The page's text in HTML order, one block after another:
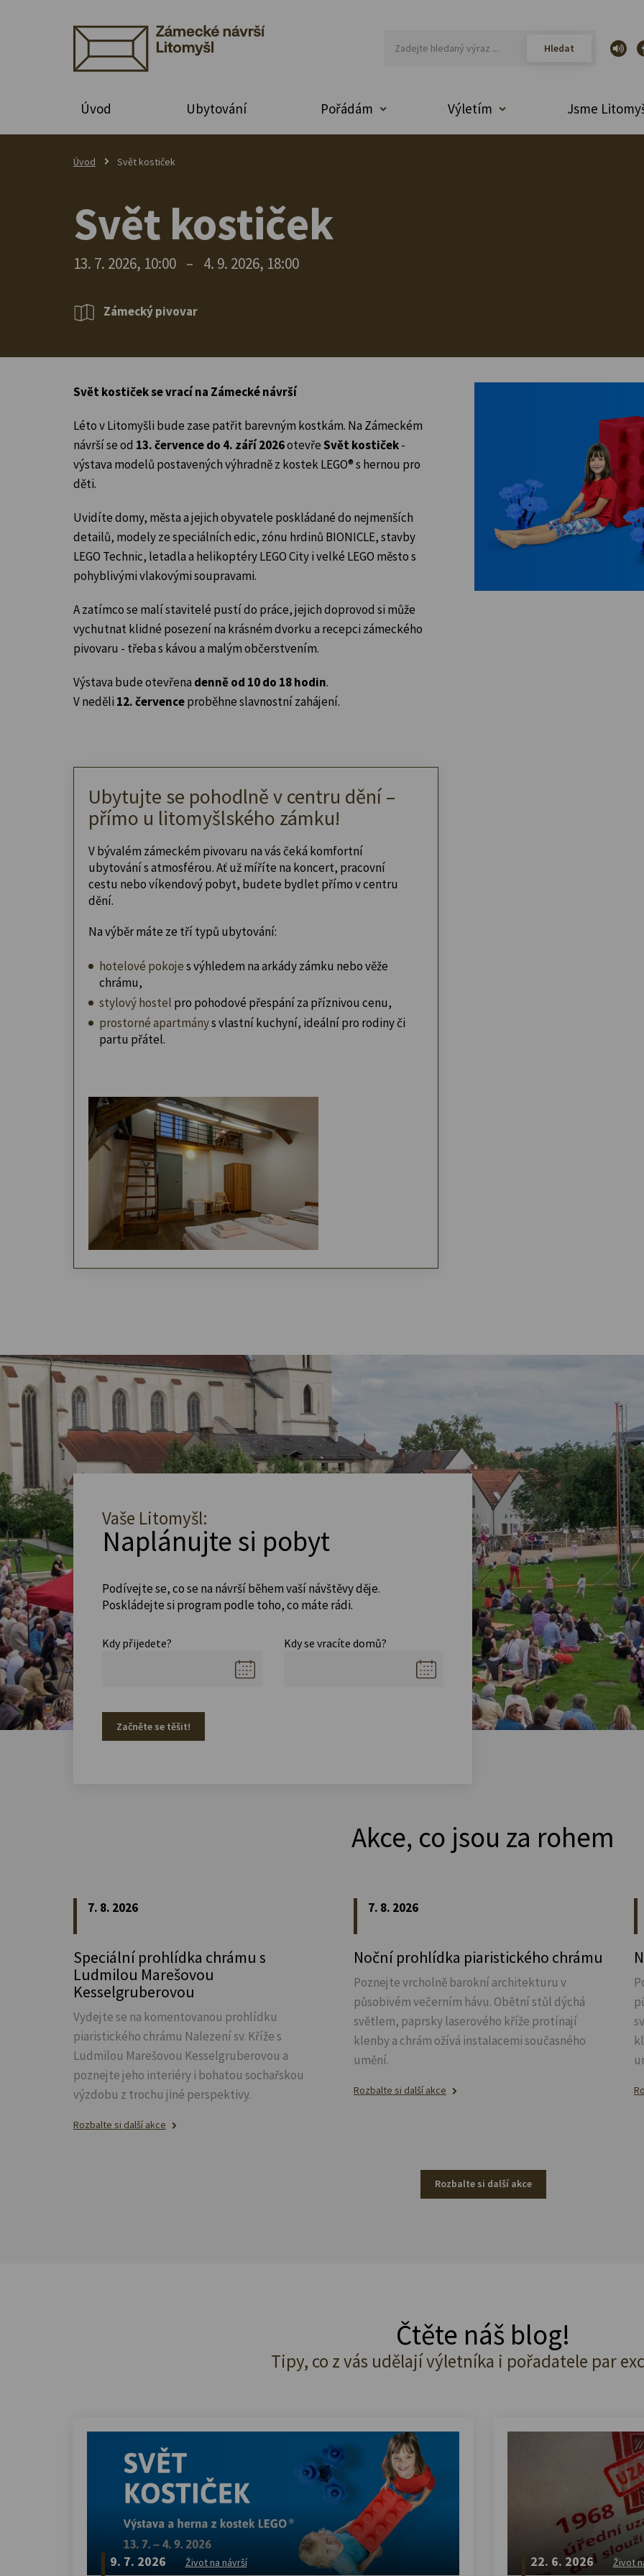
Úvod Ubytování Pořádám Výletím Jsme
Úvod Svět kostiček
Svět kostiček
13. 7. 2026, 10:00 – 4. 9. 2026, 18:00
Zámecký pivovar
Svět kostiček se vrací na Zámecké návrší
Léto v Litomyšli bude zase patřit barevným kostkám. Na Zámeckém
návrší se od 13. července do 4. září 2026otevřeSvět kostiček-
výstava modelů postavených výhradně z kostek LEGO® s hernou pro
děti.
Uvidíte domy, města a jejich obyvatele poskládané do nejmenších
detailů, modely ze speciálních edic, zónu hrdinů BIONICLE, stavby
LEGO Technic, letadla a helikoptéry LEGO City i velké LEGO město s
pohyblivými vlakovými soupravami.
A zatímco se malí stavitelé pustí do práce, jejich doprovod si může
vychutnat klidné posezení na krásném dvorku a recepci zámeckého
pivovaru - třeba s kávou a malým občerstvením.
Výstava bude otevřena denně od 10 do 18 hodin.
V neděli 12. červenceproběhne slavnostní zahájení.
Ubytujte se pohodlně v centru dění –
přímo u litomyšlského zámku!
V bývalém zámeckém pivovaru na vás čeká komfortní
ubytování s atmosférou. Ať už míříte na koncert, pracovní
cestu nebo víkendový pobyt, budete bydlet přímo v centru
dění.
Na výběr máte ze tří typů ubytování:
hotelové pokojes výhledem na arkády zámku nebo věže
chrámu,
stylový hostel pro pohodové přespání za příznivou cenu,
prostorné apartmánys vlastní kuchyní, ideální pro rodiny či
partu přátel.
Vaše Litomyšl:
Naplánujte si pobyt
Podívejte se, co se na návrší během vaší návštěvy děje.
Poskládejte si program podle toho, co máte rádi.
Kdy přijedete? Kdy se vracíte domů?
Začněte se těšit!
Akce, co jsou za rohem
7. 8. 2026
Speciální prohlídka chrámu s
Ludmilou Marešovou
Kesselgruberovou
Vydejte se na komentovanou prohlídku
piaristického chrámu Nalezení sv. Kříže s
Ludmilou Marešovou Kesselgruberovou a
poznejte jeho interiéry i bohatou sochařskou
výzdobu z trochu jiné perspektivy.
Rozbalte si další akce
7. 8. 2026
Noční prohlídka piaristického chrámu
Poznejte vrcholně barokní architekturu v
působivém večerním hávu. Obětní stůl dýchá
světlem, paprsky laserového kříže protínají
klenby a chrám ožívá instalacemi současného
umění.
Rozbalte si další akce
Rozbalte si další akce
Čtěte náš blog!
Tipy, co z vás udělají výletníka i pořadatele par
9. 7. 2026 Život na návrší 22. 6. 2026 Život